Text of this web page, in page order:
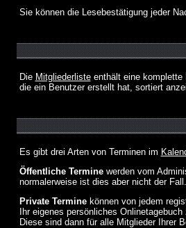
Sie können die Lesebestätigung jeder
Die Mitgliederlisteenthält eine komplette
die ein Benutzer erstellt hat, sortiert
Es gibt drei Arten von Terminen im
Öffentliche Terminewerden vom
normalerweise ist dies aber nicht der Fall.
Private Terminekönnen von jedem
Ihr eigenes persönliches
Diese sind dann für alle Mitglieder Ihrer